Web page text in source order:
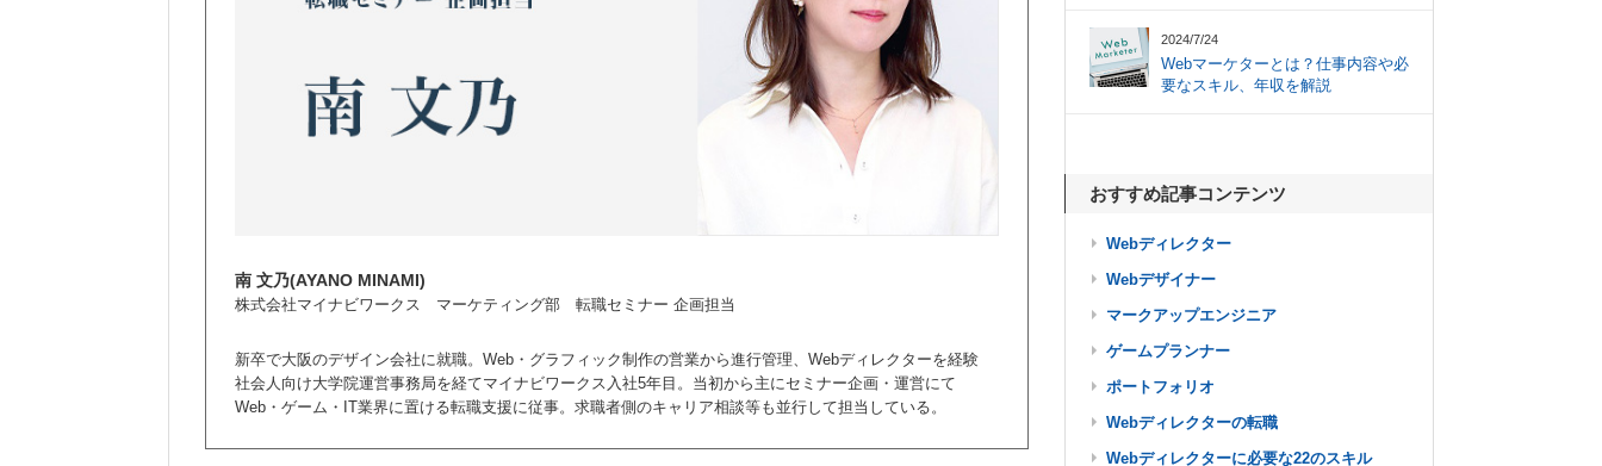
南 文乃(AYANO MINAMI)
株式会社マイナビワークス マーケティング部 転職セミナー 企画担当
新卒で大阪のデザイン会社に就職。Web・グラフィック制作の営業から進行管理、Webディレクターを経験
社会人向け大学院運営事務局を経てマイナビワークス入社5年目。当初から主にセミナー企画・運営にて
Web・ゲーム・IT業界に置ける転職支援に従事。求職者側のキャリア相談等も並行して担当している。
2024/7/24
Webマーケターとは？仕事内容や必
要なスキル、年収を解説
おすすめ記事コンテンツ
Webディレクター
Webデザイナー
マークアップエンジニア
ゲームプランナー
ポートフォリオ
Webディレクターの転職
Webディレクターに必要な22のスキル